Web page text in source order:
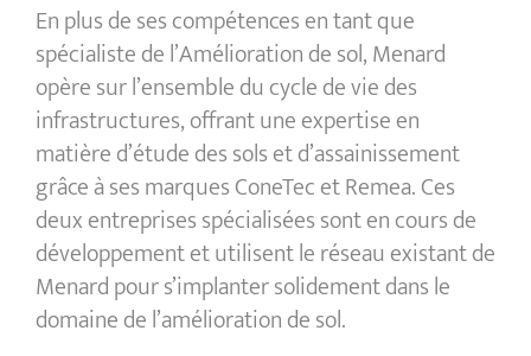
En plus de ses compétences en tant que
spécialiste de l’Amélioration de sol, Menard
opère sur l’ensemble du cycle de vie des
infrastructures, offrant une expertise en
matière d’étude des sols et d’assainissement
grâce à ses marques ConeTec et Remea. Ces
deux entreprises spécialisées sont en cours de
développement et utilisent le réseau existant de
Menard pour s’implanter solidement dans le
domaine de l’amélioration de sol.